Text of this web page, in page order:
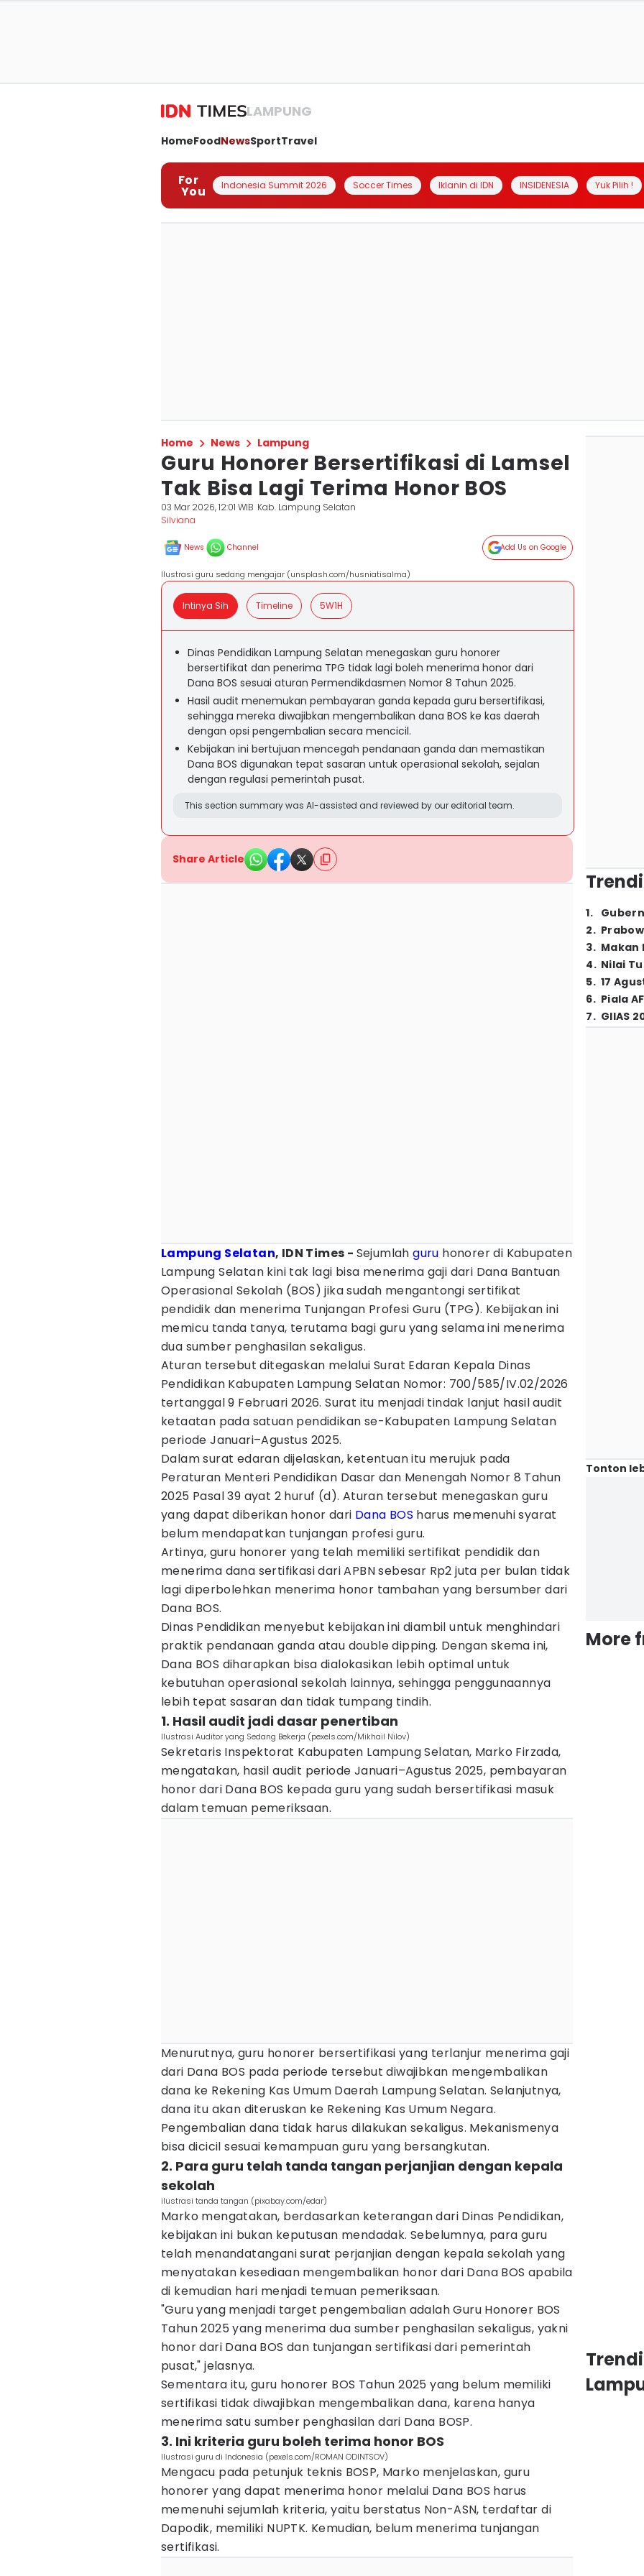
LAMPUNG
HomeFoodNewsSportTravel
For
You Indonesia Summit 2026 Soccer Times Iklanin di IDN INSIDENESIA Yuk Pilih !
Home News Lampung
Guru Honorer Bersertifikasi di Lamsel
Tak Bisa Lagi Terima Honor BOS
03 Mar 2026, 12:01 WIB Kab. Lampung Selatan
Silviana
News Channel Add Us on Google
Ilustrasi guru sedang mengajar (unsplash.com/husniatisalma)
Intinya Sih Timeline 5W1H
Dinas Pendidikan Lampung Selatan menegaskan guru honorer
bersertifikat dan penerima TPG tidak lagi boleh menerima honor dari
Dana BOS sesuai aturan Permendikdasmen Nomor 8 Tahun 2025.
Hasil audit menemukan pembayaran ganda kepada guru bersertifikasi,
sehingga mereka diwajibkan mengembalikan dana BOS ke kas daerah
dengan opsi pengembalian secara mencicil.
Kebijakan ini bertujuan mencegah pendanaan ganda dan memastikan
Dana BOS digunakan tepat sasaran untuk operasional sekolah, sejalan
dengan regulasi pemerintah pusat.
This section summary was AI-assisted and reviewed by our editorial team.
Share Article
Lampung Selatan, IDN Times - Sejumlahguru honorer di Kabupaten
Lampung Selatan kini tak lagi bisa menerima gaji dari Dana Bantuan
Operasional Sekolah (BOS) jika sudah mengantongi sertifikat
pendidik dan menerima Tunjangan Profesi Guru (TPG). Kebijakan ini
memicu tanda tanya, terutama bagi guru yang selama ini menerima
dua sumber penghasilan sekaligus.
Aturan tersebut ditegaskan melalui Surat Edaran Kepala Dinas
Pendidikan Kabupaten Lampung Selatan Nomor: 700/585/IV.02/2026
tertanggal 9 Februari 2026. Surat itu menjadi tindak lanjut hasil audit
ketaatan pada satuan pendidikan se-Kabupaten Lampung Selatan
periode Januari–Agustus 2025.
Dalam surat edaran dijelaskan, ketentuan itu merujuk pada
Peraturan Menteri Pendidikan Dasar dan Menengah Nomor 8 Tahun
2025 Pasal 39 ayat 2 huruf (d). Aturan tersebut menegaskan guru
yang dapat diberikan honor dari Dana BOS harus memenuhi syarat
belum mendapatkan tunjangan profesi guru.
Artinya, guru honorer yang telah memiliki sertifikat pendidik dan
menerima dana sertifikasi dari APBN sebesar Rp2 juta per bulan tidak
lagi diperbolehkan menerima honor tambahan yang bersumber dari
Dana BOS.
Dinas Pendidikan menyebut kebijakan ini diambil untuk menghindari
praktik pendanaan ganda atau double dipping. Dengan skema ini,
Dana BOS diharapkan bisa dialokasikan lebih optimal untuk
kebutuhan operasional sekolah lainnya, sehingga penggunaannya
lebih tepat sasaran dan tidak tumpang tindih.
1. Hasil audit jadi dasar penertiban
Ilustrasi Auditor yang Sedang Bekerja (pexels.com/Mikhail Nilov)
Sekretaris Inspektorat Kabupaten Lampung Selatan, Marko Firzada,
mengatakan, hasil audit periode Januari–Agustus 2025, pembayaran
honor dari Dana BOS kepada guru yang sudah bersertifikasi masuk
dalam temuan pemeriksaan.
Menurutnya, guru honorer bersertifikasi yang terlanjur menerima gaji
dari Dana BOS pada periode tersebut diwajibkan mengembalikan
dana ke Rekening Kas Umum Daerah Lampung Selatan. Selanjutnya,
dana itu akan diteruskan ke Rekening Kas Umum Negara.
Pengembalian dana tidak harus dilakukan sekaligus. Mekanismenya
bisa dicicil sesuai kemampuan guru yang bersangkutan.
2. Para guru telah tanda tangan perjanjian dengan kepala
sekolah
ilustrasi tanda tangan (pixabay.com/edar)
Marko mengatakan, berdasarkan keterangan dari Dinas Pendidikan,
kebijakan ini bukan keputusan mendadak. Sebelumnya, para guru
telah menandatangani surat perjanjian dengan kepala sekolah yang
menyatakan kesediaan mengembalikan honor dari Dana BOS apabila
di kemudian hari menjadi temuan pemeriksaan.
"Guru yang menjadi target pengembalian adalah Guru Honorer BOS
Tahun 2025 yang menerima dua sumber penghasilan sekaligus, yakni
honor dari Dana BOS dan tunjangan sertifikasi dari pemerintah
pusat," jelasnya.
Sementara itu, guru honorer BOS Tahun 2025 yang belum memiliki
sertifikasi tidak diwajibkan mengembalikan dana, karena hanya
menerima satu sumber penghasilan dari Dana BOSP.
3. Ini kriteria guru boleh terima honor BOS
Ilustrasi guru di Indonesia (pexels.com/ROMAN ODINTSOV)
Mengacu pada petunjuk teknis BOSP, Marko menjelaskan, guru
honorer yang dapat menerima honor melalui Dana BOS harus
memenuhi sejumlah kriteria, yaitu berstatus Non-ASN, terdaftar di
Dapodik, memiliki NUPTK. Kemudian, belum menerima tunjangan
sertifikasi.
1.
2.
3. Makan
4. Nilai
5. 17
6. Piala
7. GIIAS
Tonton
More